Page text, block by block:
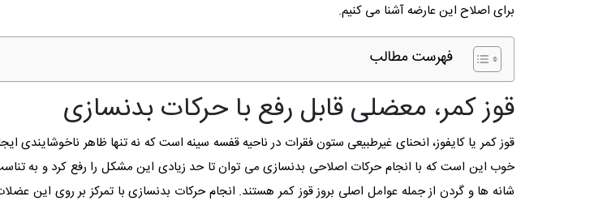
برای اصلاح این عارضه آشنا می‌ کنیم.
فهرست مطالب
قوز کمر، معضلی قابل رفع با حرکات بدنسازی
قوز کمر یا کایفوز، انحنای غیرطبیعی ستون فقرات در ناحیه قفسه سینه است که نه تنها ظاهر ناخوشایندی
خوب این است که با انجام حرکات اصلاحی بدنسازی می‌ توان تا حد زیادی این مشکل را رفع کرد و به
شانه ‌ها و گردن از جمله عوامل اصلی بروز قوز کمر هستند. انجام حرکات بدنسازی با تمرکز بر روی این